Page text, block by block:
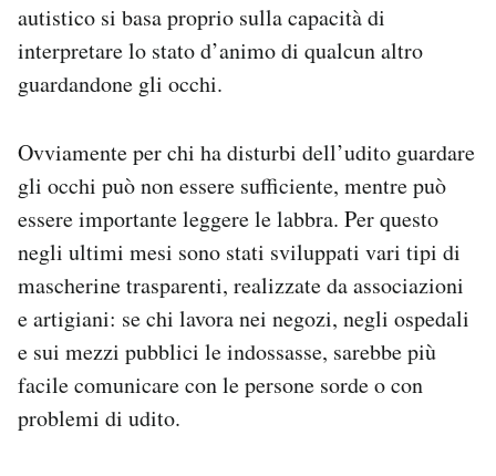
autistico si basa proprio sulla capacità di
interpretare lo stato d’animo di qualcun altro
guardandone gli occhi.
Ovviamente per chi ha disturbi dell’udito guardare
gli occhi può non essere sufficiente, mentre può
essere importante leggere le labbra. Per questo
negli ultimi mesi sono stati sviluppati vari tipi di
mascherine trasparenti, realizzate da associazioni
e artigiani: se chi lavora nei negozi, negli ospedali
e sui mezzi pubblici le indossasse, sarebbe più
facile comunicare con le persone sorde o con
problemi di udito.